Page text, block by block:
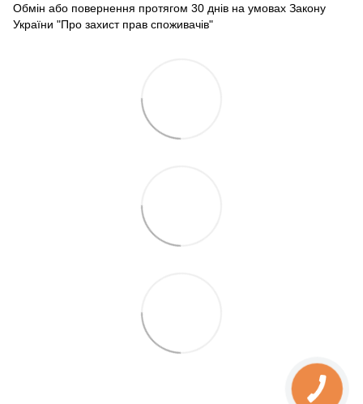
Обмін або повернення протягом 30 днів на умовах Закону
України "Про захист прав споживачів"